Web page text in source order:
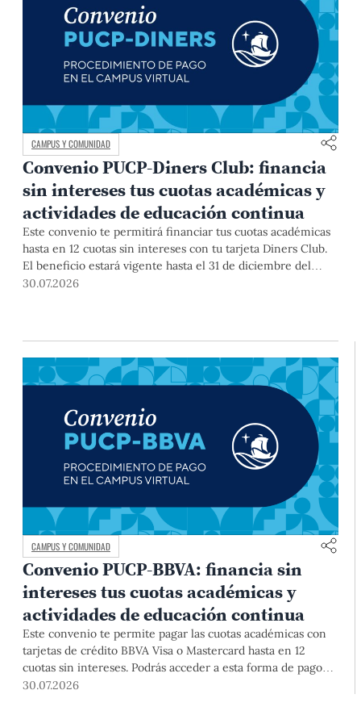
CAMPUS Y COMUNIDAD
Convenio PUCP-Diners Club: financia
sin intereses tus cuotas académicas y
actividades de educación continua
Este convenio te permitirá financiar tus cuotas académicas
hasta en 12 cuotas sin intereses con tu tarjeta Diners Club.
El beneficio estará vigente hasta el 31 de diciembre del
2026 para pregrado y posgrado, así como para deudas de
30.07.2026
CAMPUS Y COMUNIDAD
Convenio PUCP-BBVA: financia sin
intereses tus cuotas académicas y
actividades de educación continua
Este convenio te permite pagar las cuotas académicas con
tarjetas de crédito BBVA Visa o Mastercard hasta en 12
cuotas sin intereses. Podrás acceder a esta forma de pago
hasta el 31 de diciembre del 2026 para pregrado y posgrado,
30.07.2026